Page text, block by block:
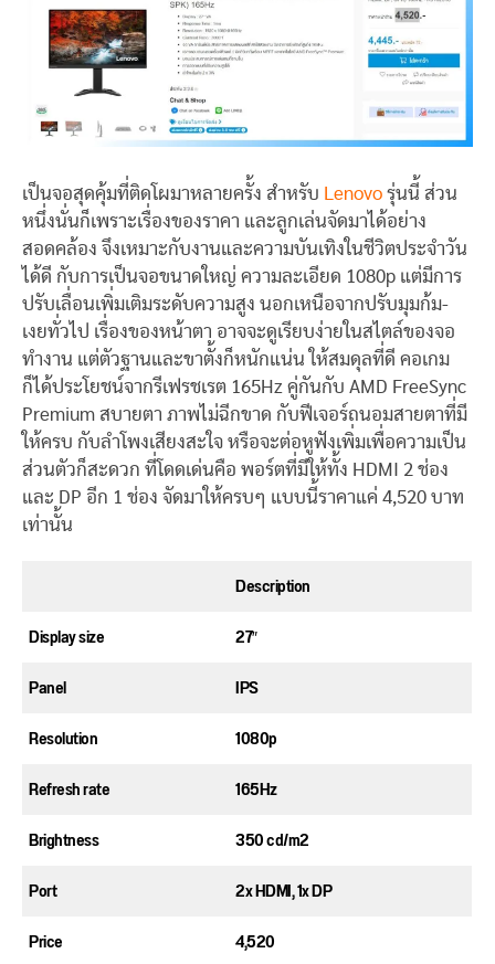
เป็นจอสุดคุ้มที่ติดโผมาหลายครั้ง สำหรับ Lenovo รุ่นนี้ ส่วน
หนึ่งนั่นก็เพราะเรื่องของราคา และลูกเล่นจัดมาได้อย่าง
สอดคล้อง จึงเหมาะกับงานและความบันเทิงในชีวิตประจำวัน
ได้ดี กับการเป็นจอขนาดใหญ่ ความละเอียด 1080p แต่มีการ
ปรับเลื่อนเพิ่มเติมระดับความสูง นอกเหนือจากปรับมุมก้ม-
เงยทั่วไป เรื่องของหน้าตา อาจจะดูเรียบง่ายในสไตล์ของจอ
ทำงาน แต่ตัวฐานและขาตั้งก็หนักแน่น ให้สมดุลที่ดี คอเกม
ก็ได้ประโยชน์จากรีเฟรชเรต 165Hz คู่กันกับ AMD FreeSync
Premium สบายตา ภาพไม่ฉีกขาด กับฟีเจอร์ถนอมสายตาที่มี
ให้ครบ กับลำโพงเสียงสะใจ หรือจะต่อหูฟังเพิ่มเพื่อความเป็น
ส่วนตัวก็สะดวก ที่โดดเด่นคือ พอร์ตที่มีให้ทั้ง HDMI 2 ช่อง
และ DP อีก 1 ช่อง จัดมาให้ครบๆ แบบนี้ราคาแค่ 4,520 บาท
เท่านั้น
Description
Display size
27″
Panel
IPS
Resolution
1080p
Refresh rate
165Hz
Brightness
350 cd/m2
Port
2x HDMI, 1x DP
Price
4,520